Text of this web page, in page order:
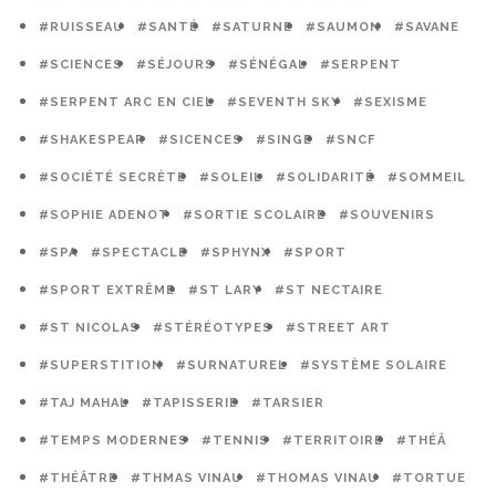
#RUISSEAU #SANTÉ #SATURNE #SAUMON #SAVANE
#SCIENCES #SÉJOURS #SÉNÉGAL #SERPENT
#SERPENT ARC EN CIEL #SEVENTH SKY #SEXISME
#SHAKESPEAR #SICENCES #SINGE #SNCF
#SOCIÉTÉ SECRÈTE #SOLEIL #SOLIDARITÉ #SOMMEIL
#SOPHIE ADENOT #SORTIE SCOLAIRE #SOUVENIRS
#SPA #SPECTACLE #SPHYNX #SPORT
#SPORT EXTRÊME #ST LARY #ST NECTAIRE
#ST NICOLAS #STÉRÉOTYPES #STREET ART
#SUPERSTITION #SURNATUREL #SYSTÈME SOLAIRE
#TAJ MAHAL #TAPISSERIE #TARSIER
#TEMPS MODERNES #TENNIS #TERRITOIRE #THÉÂ
#THÉÂTRE #THMAS VINAU #THOMAS VINAU #TORTUE